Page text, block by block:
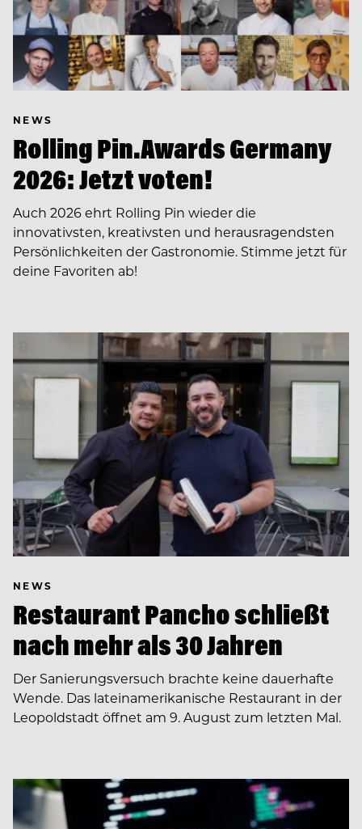
NEWS
Rolling Pin.Awards Germany
2026: Jetzt voten!
Auch 2026 ehrt Rolling Pin wieder die
innovativsten, kreativsten und herausragendsten
Persönlichkeiten der Gastronomie. Stimme jetzt für
deine Favoriten ab!
NEWS
Restaurant Pancho schließt
nach mehr als 30 Jahren
Der Sanierungsversuch brachte keine dauerhafte
Wende. Das lateinamerikanische Restaurant in der
Leopoldstadt öffnet am 9. August zum letzten Mal.